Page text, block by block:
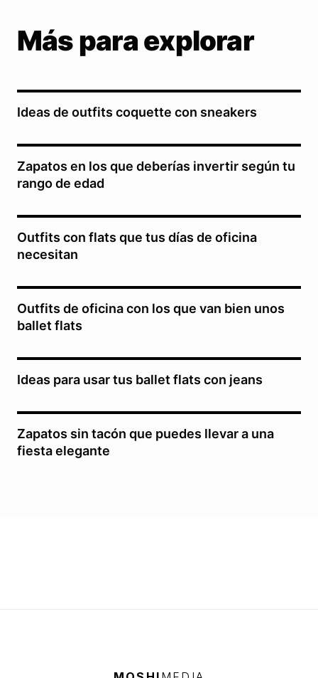
Más para explorar
Ideas de outfits coquette con sneakers
Zapatos en los que deberías invertir según tu
rango de edad
Outfits con flats que tus días de oficina
necesitan
Outfits de oficina con los que van bien unos
ballet flats
Ideas para usar tus ballet flats con jeans
Zapatos sin tacón que puedes llevar a una
fiesta elegante